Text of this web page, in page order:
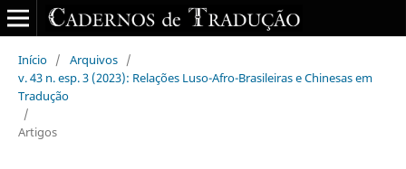
Início / Arquivos /
v. 43 n. esp. 3 (2023): Relações Luso-Afro-Brasileiras e Chinesas em
Tradução
/
Artigos